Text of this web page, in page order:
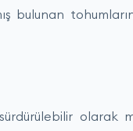
bulunan
olarak